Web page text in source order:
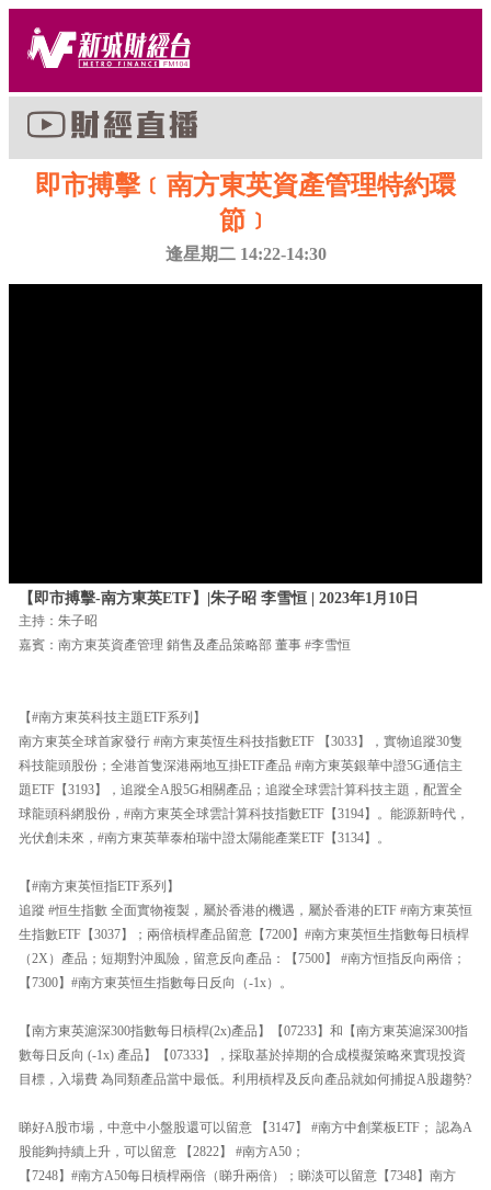
即市搏擊﹝南方東英資產管理特約環
節﹞
逢星期二 14:22-14:30
【即市搏擊-南方東英ETF】|朱子昭 李雪恒 | 2023年1月10日
主持：朱子昭
嘉賓：南方東英資產管理 銷售及產品策略部 董事 #李雪恒
【#南方東英科技主題ETF系列】
南方東英全球首家發行 #南方東英恆生科技指數ETF 【3033】，實物追蹤30隻
科技龍頭股份；全港首隻深港兩地互掛ETF產品 #南方東英銀華中證5G通信主
題ETF【3193】，追蹤全A股5G相關產品；追蹤全球雲計算科技主題，配置全
球龍頭科網股份，#南方東英全球雲計算科技指數ETF【3194】。能源新時代，
光伏創未來，#南方東英華泰柏瑞中證太陽能產業ETF【3134】。
【#南方東英恒指ETF系列】
追蹤 #恒生指數 全面實物複製，屬於香港的機遇，屬於香港的ETF #南方東英恒
生指數ETF【3037】；兩倍槓桿產品留意【7200】#南方東英恒生指數每日槓桿
（2X）產品；短期對沖風險，留意反向產品：【7500】 #南方恒指反向兩倍；
【7300】#南方東英恒生指數每日反向（-1x）。
【南方東英滬深300指數每日槓桿(2x)產品】【07233】和【南方東英滬深300指
數每日反向 (-1x) 產品】【07333】，採取基於掉期的合成模擬策略來實現投資
目標，入場費 為同類產品當中最低。利用槓桿及反向產品就如何捕捉A股趨勢?
睇好A股市場，中意中小盤股還可以留意 【3147】 #南方中創業板ETF； 認為A
股能夠持續上升，可以留意 【2822】 #南方A50；
【7248】#南方A50每日槓桿兩倍（睇升兩倍）；睇淡可以留意【7348】南方